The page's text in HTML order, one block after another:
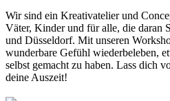
Wir sind ein Kreativatelier und
Väter, Kinder und für alle, die daran
und Düsseldorf. Mit unseren
wunderbare Gefühl wiederbeleben,
selbst gemacht zu haben. Lass dich
deine Auszeit!